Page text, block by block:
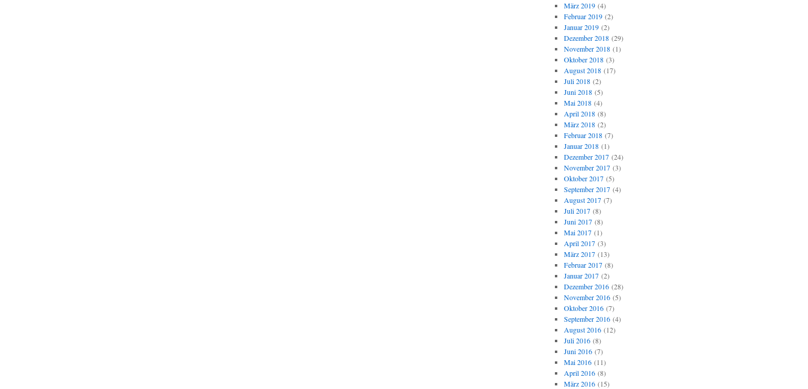
März 2019(4)
Februar 2019(2)
Januar 2019(2)
Dezember 2018(29)
November 2018(1)
Oktober 2018(3)
August 2018(17)
Juli 2018(2)
Juni 2018(5)
Mai 2018(4)
April 2018(8)
März 2018(2)
Februar 2018(7)
Januar 2018(1)
Dezember 2017(24)
November 2017(3)
Oktober 2017(5)
September 2017(4)
August 2017(7)
Juli 2017(8)
Juni 2017(8)
Mai 2017(1)
April 2017(3)
März 2017(13)
Februar 2017(8)
Januar 2017(2)
Dezember 2016(28)
November 2016(5)
Oktober 2016(7)
September 2016(4)
August 2016(12)
Juli 2016(8)
Juni 2016(7)
Mai 2016(11)
April 2016(8)
März 2016(15)